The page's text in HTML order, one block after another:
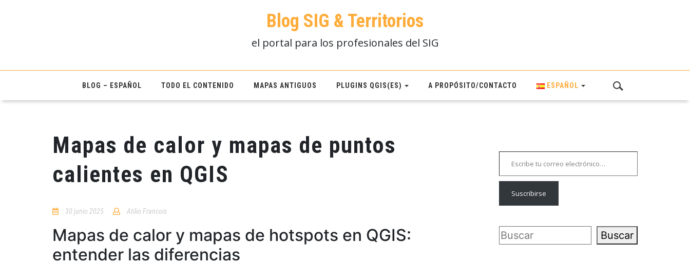
Blog SIG & Territorios
el portal para los profesionales del SIG
BLOG – ESPAÑOL TODO EL CONTENIDO MAPAS ANTIGUOS PLUGINS QGIS(ES) A PROPÓSITO/CONTACTO ESPAÑOL
Mapas de calor y mapas de puntos
calientes en QGIS
30 junio 2025 Atilio Francois
Mapas de calor y mapas de hotspots en QGIS:
entender las diferencias
Escribe tu correo electrónico…
Suscribirse
Buscar Buscar